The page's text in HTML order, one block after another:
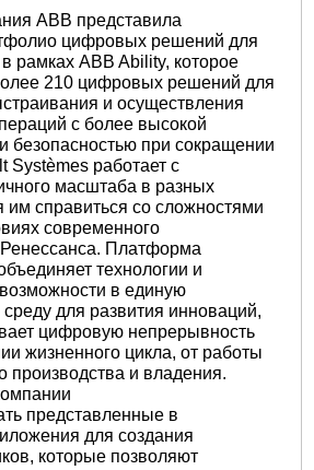
ABB представила
цифровых решений для
рамках ABB Ability, которое
210 цифровых решений для
и осуществления
с более высокой
безопасностью при сокращении
Systèmes работает с
масштаба в разных
им справиться со сложностями
современного
Платформа
технологии и
в единую
для развития инноваций,
цифровую непрерывность
жизненного цикла, от работы
производства и владения.
представленные в
для создания
которые позволяют